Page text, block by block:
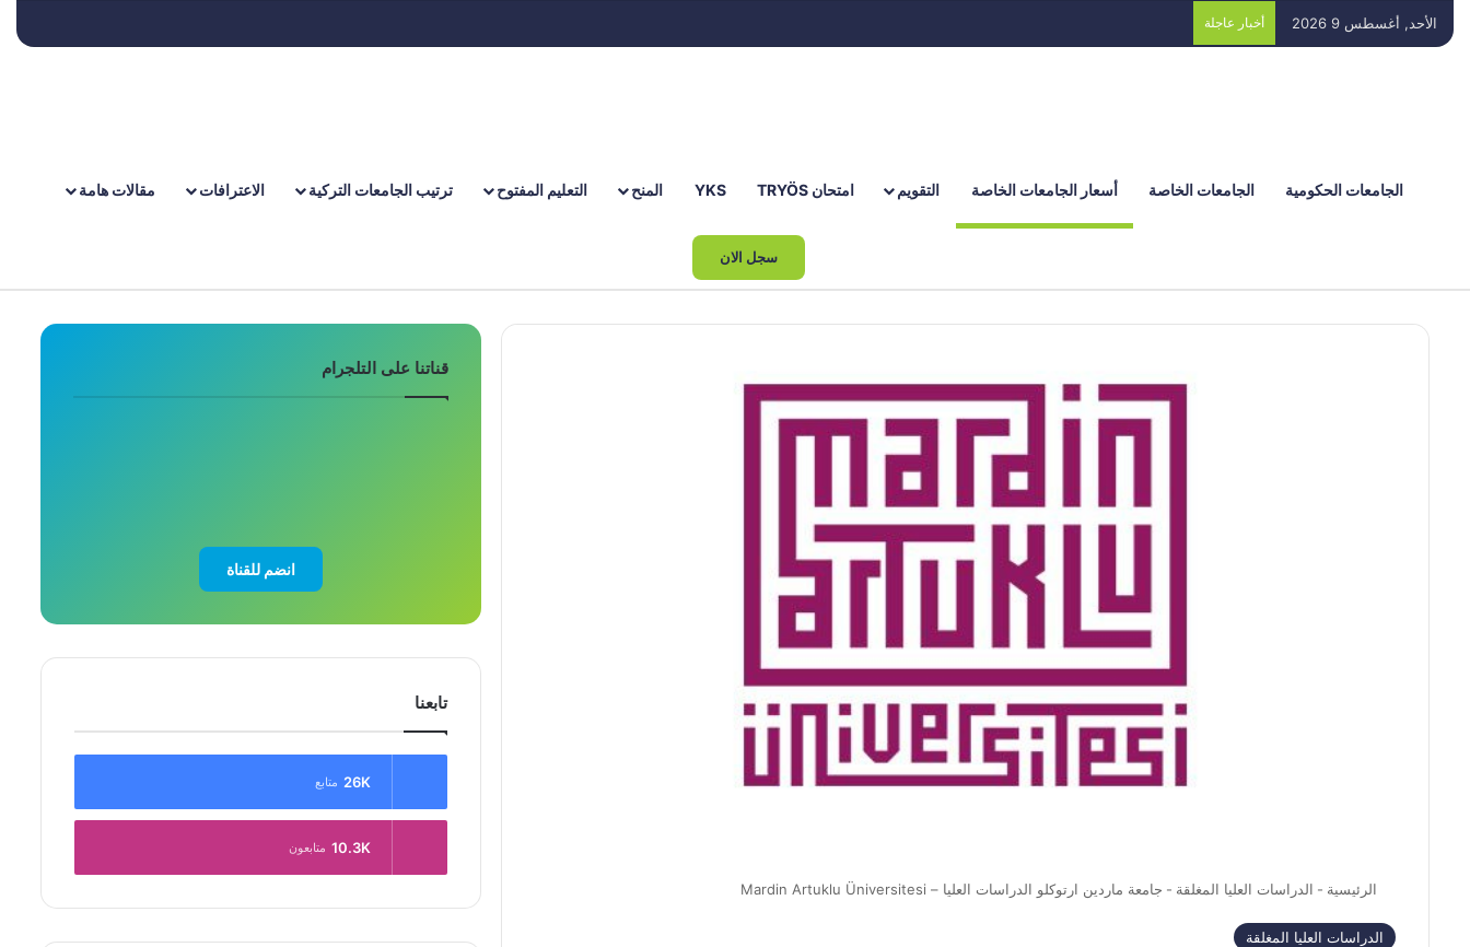
الأحد, أغسطس 9 2026 أخبار عاجلة
الجامعات الحكومية الجامعات الخاصة أسعار الجامعات الخاصة التقويم امتحان TRYÖS YKS المنح التعليم المفتوح ترتيب الجامعات التركية الاعترافات مقالات هامة
سجل الان
الرئيسية - الدراسات العليا المغلقة - جامعة ماردين ارتوكلو الدراسات العليا – Mardin Artuklu Üniversitesi
الدراسات العليا المغلقة
قناتنا على التلجرام
انضم للقناة
تابعنا
26K متابع
10.3K متابعون